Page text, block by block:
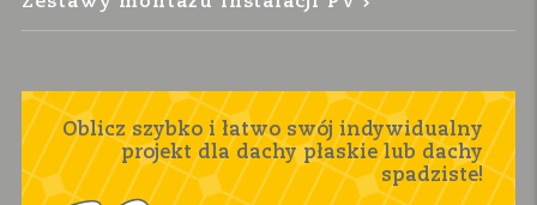
Oblicz szybko i łatwo swój indywidualny
projekt dla dachy płaskie lub dachy
spadziste!